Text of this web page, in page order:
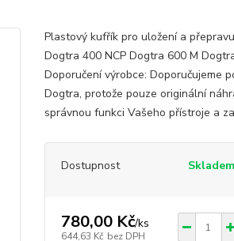
Plastový kufřík pro uložení a
Dogtra 400 NCP Dogtra 600 M
Doporučení výrobce: Doporučujeme
Dogtra, protože pouze originální
správnou funkci Vašeho přístroje a
Dostupnost Skladem
780,00 Kč/ks
644,63 Kč bez DPH